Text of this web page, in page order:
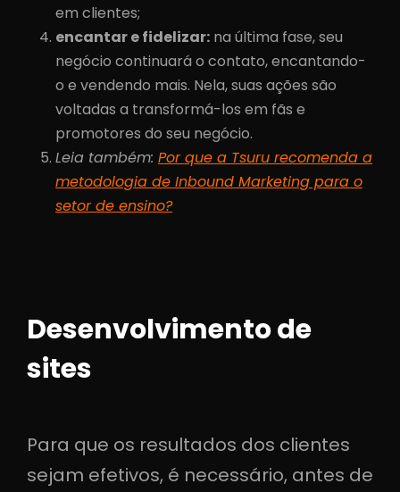
em clientes;
encantar e fidelizar: na última fase, seu
negócio continuará o contato, encantando-
o e vendendo mais. Nela, suas ações são
voltadas a transformá-los em fãs e
promotores do seu negócio.
Leia também: Por que a Tsuru recomenda a
metodologia de Inbound Marketing para o
setor de ensino?
Desenvolvimento de
sites
Para que os resultados dos clientes
sejam efetivos, é necessário, antes de